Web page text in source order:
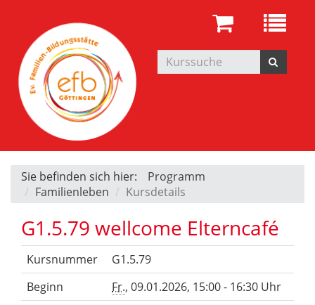
Sie befinden sich hier:
Programm
Familienleben
Kursdetails
G1.5.79 wellcome Elterncafé
Kursnummer
G1.5.79
Beginn
Fr., 09.01.2026, 15:00 - 16:30 Uhr